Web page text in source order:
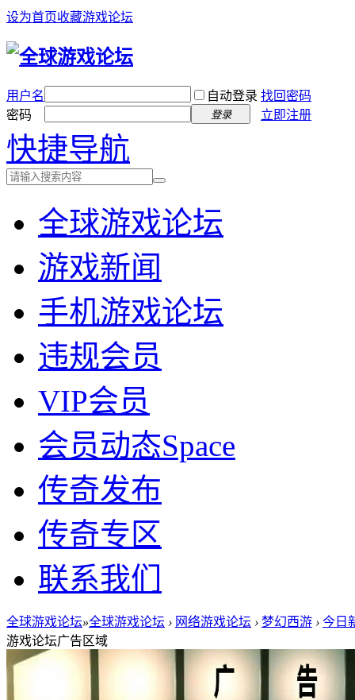
设为首页收藏游戏论坛
用户名 自动登录 找回密码
密码
登录 立即注册
快捷导航
全球游戏论坛
游戏新闻
手机游戏论坛
违规会员
VIP会员
会员动态Space
传奇发布
传奇专区
联系我们
全球游戏论坛»全球游戏论坛 › 网络游戏论坛 › 梦幻西游 › 今日
游戏论坛广告区域